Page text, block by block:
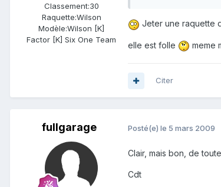
Classement:30
Raquette:Wilson
Modèle:Wilson [K]
Factor [K] Six One Team
Jeter une raquette
elle est folle meme
Citer
fullgarage Posté(e) le 5 mars 2009
Clair, mais bon, de
Cdt